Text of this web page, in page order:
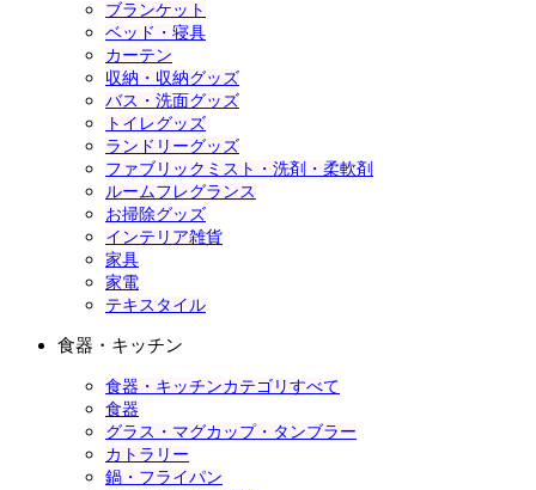
ブランケット
ベッド・寝具
カーテン
収納・収納グッズ
バス・洗面グッズ
トイレグッズ
ランドリーグッズ
ファブリックミスト・洗剤・柔軟剤
ルームフレグランス
お掃除グッズ
インテリア雑貨
家具
家電
テキスタイル
食器・キッチン
食器・キッチンカテゴリすべて
食器
グラス・マグカップ・タンブラー
カトラリー
鍋・フライパン